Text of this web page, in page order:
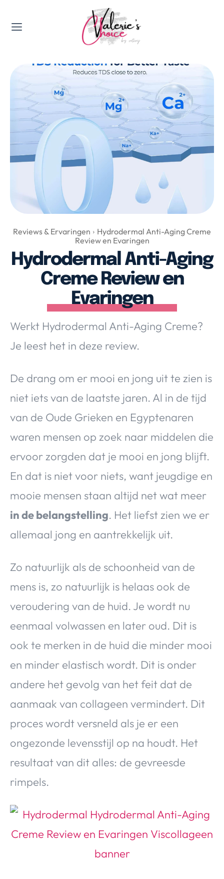
Valerie's Topics
Travel & Culture
Happyness & Opmerkelijk
Lifestyle, Sport & Duurzaamheid
Gadgets & Tech
Top 5 van Valerie
Health & Beauty
Nieuws & Media
Over Valerie
Over Valerie
De Top 5
Contact
VALERIE'S CHOICE
Food & Drinks Health & Beauty
Reviews & Ervaringen
Hydrodermal Anti-Aging Creme
Review en Evaringen
Hydrodermal Anti-Aging
Creme Review en
Evaringen
Werkt Hydrodermal Anti-Aging Creme?
Je leest het in deze review.
De drang om er mooi en jong uit te zien is
niet iets van de laatste jaren. Al in de tijd
van de Oude Grieken en Egyptenaren
waren mensen op zoek naar middelen die
ervoor zorgden dat je mooi en jong blijft.
En dat is niet voor niets, want jeugdige en
mooie mensen staan altijd net wat meer
in de belangstelling. Het liefst zien we er
allemaal jong en aantrekkelijk uit.
Zo natuurlijk als de schoonheid van de
mens is, zo natuurlijk is helaas ook de
veroudering van de huid. Je wordt nu
eenmaal volwassen en later oud. Dit is
ook te merken in de huid die minder mooi
en minder elastisch wordt. Dit is onder
andere het gevolg van het feit dat de
aanmaak van collageen vermindert. Dit
proces wordt versneld als je er een
ongezonde levensstijl op na houdt. Het
resultaat van dit alles: de gevreesde
rimpels.